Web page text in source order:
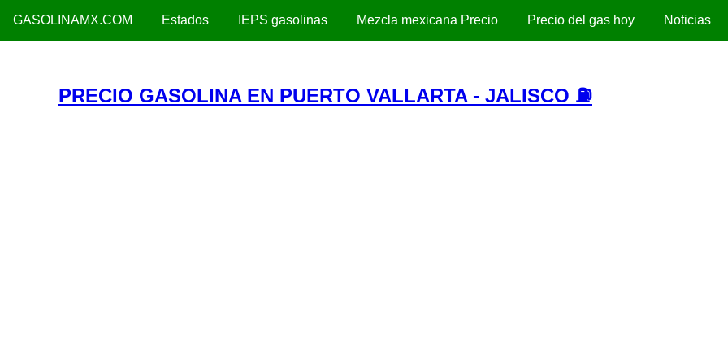
GASOLINAMX.COM Estados IEPS gasolinas Mezcla mexicana Precio Precio del gas hoy Noticias
PRECIO GASOLINA EN PUERTO VALLARTA - JALISCO ⛽